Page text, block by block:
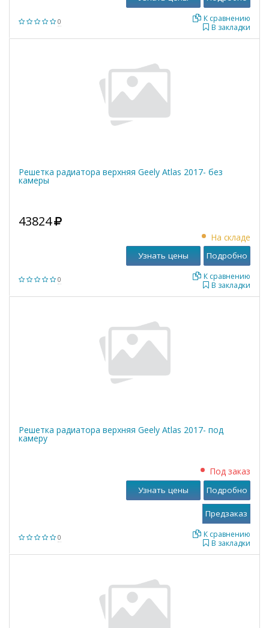
0
В закладки
К сравнению
Решетка радиатора верхняя Geely Atlas 2017- без
камеры
0
43824
На складе
В закладки
К сравнению
Узнать цены Подробно
Решетка радиатора верхняя Geely Atlas 2017- под
камеру
0
Под заказ
В закладки
К сравнению
Узнать цены Подробно